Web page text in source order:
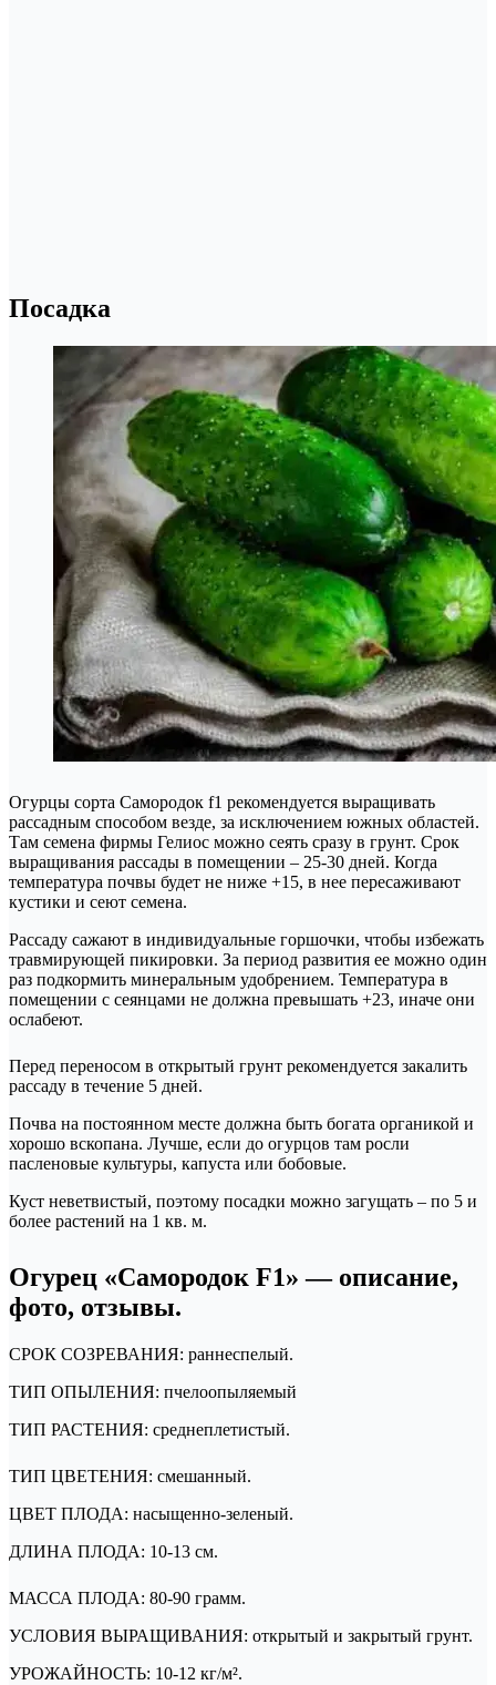
Посадка
Огурцы сорта Самородок f1 рекомендуется выращивать
рассадным способом везде, за исключением южных областей.
Там семена фирмы Гелиос можно сеять сразу в грунт. Срок
выращивания рассады в помещении – 25-30 дней. Когда
температура почвы будет не ниже +15, в нее пересаживают
кустики и сеют семена.
Рассаду сажают в индивидуальные горшочки, чтобы избежать
травмирующей пикировки. За период развития ее можно один
раз подкормить минеральным удобрением. Температура в
помещении с сеянцами не должна превышать +23, иначе они
ослабеют.
Перед переносом в открытый грунт рекомендуется закалить
рассаду в течение 5 дней.
Почва на постоянном месте должна быть богата органикой и
хорошо вскопана. Лучше, если до огурцов там росли
пасленовые культуры, капуста или бобовые.
Куст неветвистый, поэтому посадки можно загущать – по 5 и
более растений на 1 кв. м.
Огурец «Самородок F1» — описание,
фото, отзывы.
СРОК СОЗРЕВАНИЯ: раннеспелый.
ТИП ОПЫЛЕНИЯ: пчелоопыляемый
ТИП РАСТЕНИЯ: среднеплетистый.
ТИП ЦВЕТЕНИЯ: смешанный.
ЦВЕТ ПЛОДА: насыщенно-зеленый.
ДЛИНА ПЛОДА: 10-13 см.
МАССА ПЛОДА: 80-90 грамм.
УСЛОВИЯ ВЫРАЩИВАНИЯ: открытый и закрытый грунт.
УРОЖАЙНОСТЬ: 10-12 кг/м².